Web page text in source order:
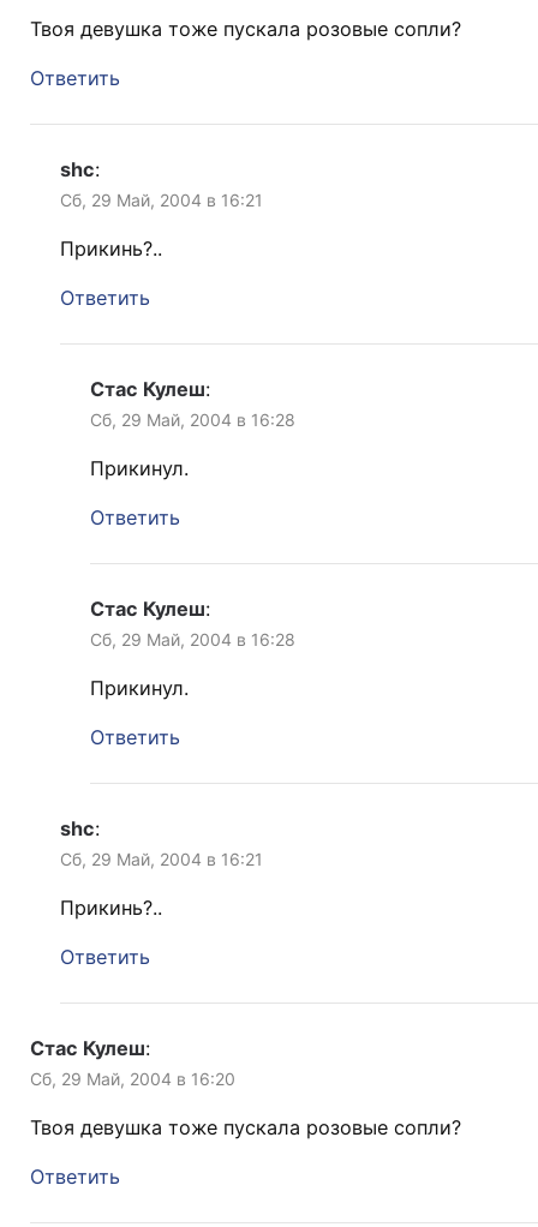
Твоя девушка тоже пускала розовые сопли?
Ответить
shc:
Сб, 29 Май, 2004 в 16:21
Прикинь?..
Ответить
Стас Кулеш:
Сб, 29 Май, 2004 в 16:28
Прикинул.
Ответить
Стас Кулеш:
Сб, 29 Май, 2004 в 16:28
Прикинул.
Ответить
shc:
Сб, 29 Май, 2004 в 16:21
Прикинь?..
Ответить
Стас Кулеш:
Сб, 29 Май, 2004 в 16:20
Твоя девушка тоже пускала розовые сопли?
Ответить